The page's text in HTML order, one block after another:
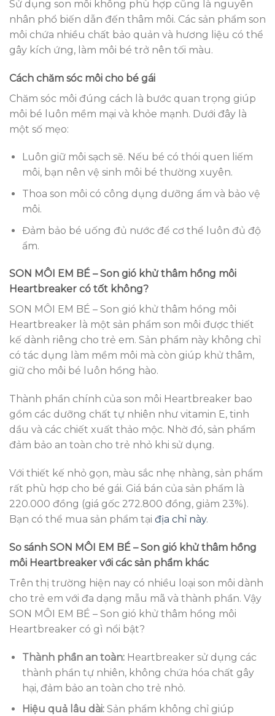
Sử dụng son môi không phù hợp cũng là nguyên
nhân phổ biến dẫn đến thâm môi. Các sản phẩm son
môi chứa nhiều chất bảo quản và hương liệu có thể
gây kích ứng, làm môi bé trở nên tối màu.
Cách chăm sóc môi cho bé gái
Chăm sóc môi đúng cách là bước quan trọng giúp
môi bé luôn mềm mại và khỏe mạnh. Dưới đây là
một số mẹo:
Luôn giữ môi sạch sẽ. Nếu bé có thói quen liếm
môi, bạn nên vệ sinh môi bé thường xuyên.
Thoa son môi có công dụng dưỡng ẩm và bảo vệ
môi.
Đảm bảo bé uống đủ nước để cơ thể luôn đủ độ
ẩm.
SON MÔI EM BÉ – Son gió khử thâm hồng môi
Heartbreaker có tốt không?
SON MÔI EM BÉ – Son gió khử thâm hồng môi
Heartbreaker là một sản phẩm son môi được thiết
kế dành riêng cho trẻ em. Sản phẩm này không chỉ
có tác dụng làm mềm môi mà còn giúp khử thâm,
giữ cho môi bé luôn hồng hào.
Thành phần chính của son môi Heartbreaker bao
gồm các dưỡng chất tự nhiên như vitamin E, tinh
dầu và các chiết xuất thảo mộc. Nhờ đó, sản phẩm
đảm bảo an toàn cho trẻ nhỏ khi sử dụng.
Với thiết kế nhỏ gọn, màu sắc nhẹ nhàng, sản phẩm
rất phù hợp cho bé gái. Giá bán của sản phẩm là
220.000 đồng (giá gốc 272.800 đồng, giảm 23%).
Bạn có thể mua sản phẩm tại địa chỉ này.
So sánh SON MÔI EM BÉ – Son gió khử thâm hồng
môi Heartbreaker với các sản phẩm khác
Trên thị trường hiện nay có nhiều loại son môi dành
cho trẻ em với đa dạng mẫu mã và thành phần. Vậy
SON MÔI EM BÉ – Son gió khử thâm hồng môi
Heartbreaker có gì nổi bật?
Thành phần an toàn:Heartbreaker sử dụng các
thành phần tự nhiên, không chứa hóa chất gây
hại, đảm bảo an toàn cho trẻ nhỏ.
Hiệu quả lâu dài:Sản phẩm không chỉ giúp